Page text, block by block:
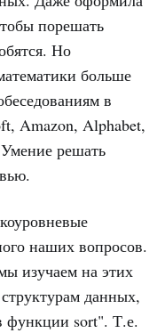
порешать
Но
больше
в
Amazon, Alphabet,
решать
наших вопросов.
изучаем на этих
данных,
функции sort". Т.е.